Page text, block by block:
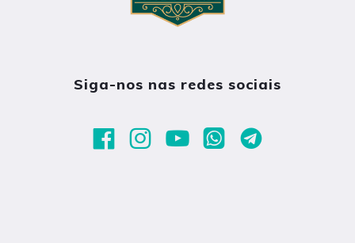
Siga-nos nas redes sociais